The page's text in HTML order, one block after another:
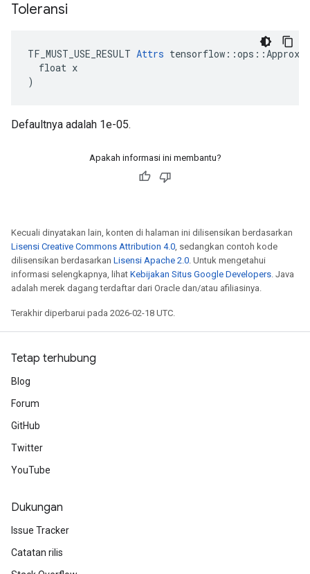
Toleransi
TF_MUST_USE_RESULT Attrs
  float x
)
Defaultnya adalah 1e-05.
Apakah informasi ini membantu?
Kecuali dinyatakan lain, konten di halaman ini dilisensikan berdasarkan
Lisensi Creative Commons Attribution 4.0, sedangkan contoh kode
dilisensikan berdasarkan Lisensi Apache 2.0. Untuk mengetahui
informasi selengkapnya, lihat Kebijakan Situs Google Developers. Java
adalah merek dagang terdaftar dari Oracle dan/atau afiliasinya.
Terakhir diperbarui pada 2026-02-18 UTC.
Tetap terhubung
Blog
Forum
GitHub
Twitter
YouTube
Dukungan
Issue Tracker
Catatan rilis